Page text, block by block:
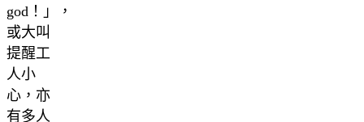
god！」，
或大叫
提醒工
人小
心，亦
有多人